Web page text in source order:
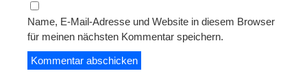
Name, E-Mail-Adresse und Website in diesem Browser
für meinen nächsten Kommentar speichern.